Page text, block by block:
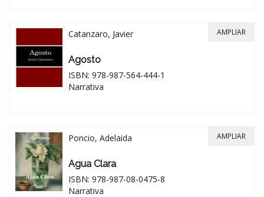
Catanzaro, Javier
Agosto
ISBN: 978-987-564-444-1
Narrativa
AMPLIAR
Poncio, Adelaida
Agua Clara
ISBN: 978-987-08-0475-8
Narrativa
AMPLIAR